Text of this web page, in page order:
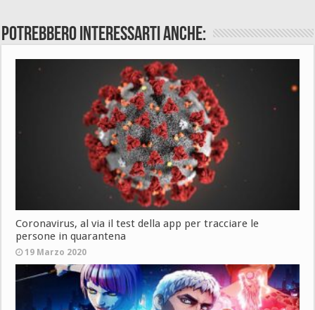
Potrebbero interessarti anche:
Coronavirus, al via il test della app per tracciare le
persone in quarantena
19 Marzo 2020